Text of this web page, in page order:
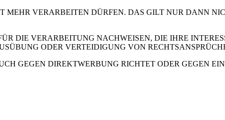
MEHR VERARBEITEN DÜRFEN. DAS GILT NUR DANN
DIE VERARBEITUNG NACHWEISEN, DIE IHRE
ODER VERTEIDIGUNG VON
GEGEN DIREKTWERBUNG RICHTET ODER GEGEN